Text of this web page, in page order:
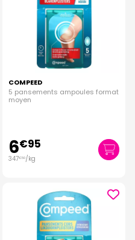
COMPEED
5 pansements ampoules format
moyen
6€95
347€50/kg